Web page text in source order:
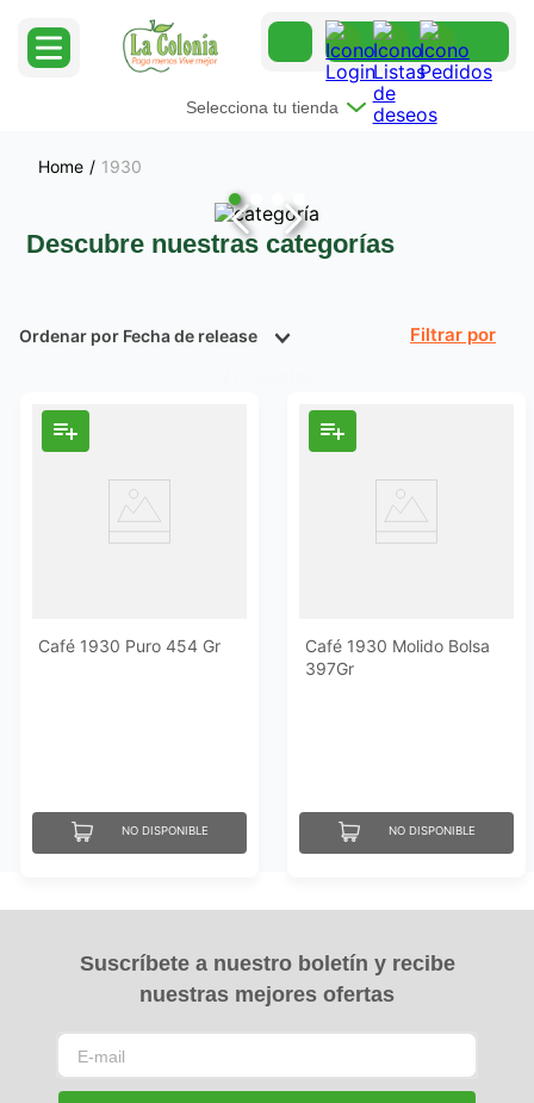
Selecciona tu tienda
1930
Descubre nuestras categorías
Ordenar por Fecha de release
Café 1930 Puro 454 Gr
NO DISPONIBLE
Café 1930 Molido Bolsa
397Gr
NO DISPONIBLE
Suscríbete a nuestro boletín y recibe
nuestras mejores ofertas